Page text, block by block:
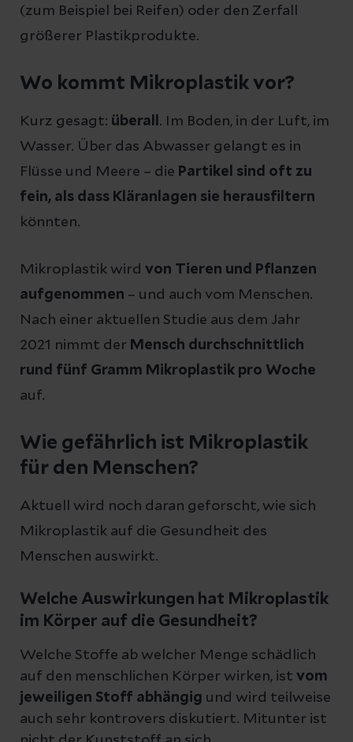
(zum Beispiel bei Reifen) oder den Zerfall
größerer Plastikprodukte.
Wo kommt Mikroplastik vor?
Kurz gesagt: überall . Im Boden, in der Luft, im
Wasser. Über das Abwasser gelangt es in
Flüsse und Meere – die Partikel sind oft zu
fein, als dass Kläranlagen sie herausfiltern
könnten.
Mikroplastik wird von Tieren und Pflanzen
aufgenommen – und auch vom Menschen.
Nach einer aktuellen Studie aus dem Jahr
2021 nimmt der Mensch durchschnittlich
rund fünf Gramm Mikroplastik pro Woche
auf.
Wie gefährlich ist Mikroplastik
für den Menschen?
Aktuell wird noch daran geforscht, wie sich
Mikroplastik auf die Gesundheit des
Menschen auswirkt.
Welche Auswirkungen hat Mikroplastik
im Körper auf die Gesundheit?
Welche Stoffe ab welcher Menge schädlich
auf den menschlichen Körper wirken, ist vom
jeweiligen Stoff abhängig und wird teilweise
auch sehr kontrovers diskutiert. Mitunter ist